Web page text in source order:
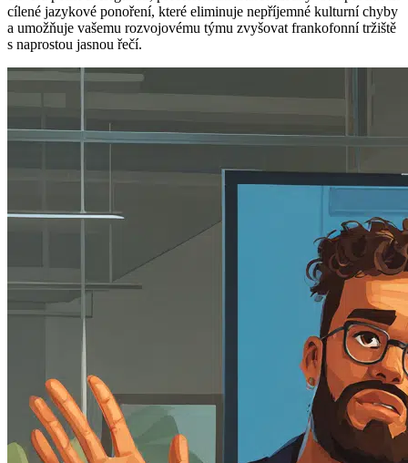
cílené jazykové ponoření, které eliminuje nepříjemné kulturní chyby
a umožňuje vašemu rozvojovému týmu zvyšovat frankofonní tržiště
s naprostou jasnou řečí.